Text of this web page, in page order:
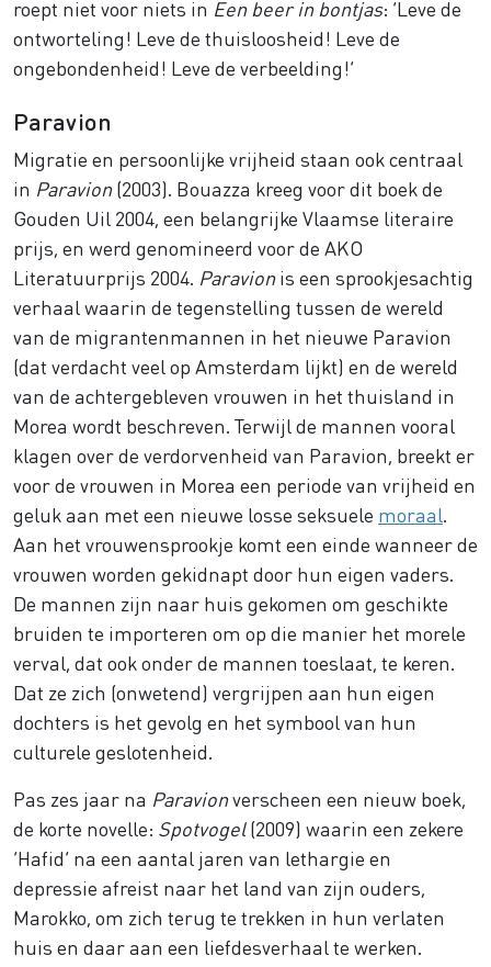
roept niet voor niets in Een beer in bontjas: ‘Leve de
ontworteling! Leve de thuisloosheid! Leve de
ongebondenheid! Leve de verbeelding!’
Paravion
Migratie en persoonlijke vrijheid staan ook centraal
in Paravion(2003). Bouazza kreeg voor dit boek de
Gouden Uil 2004, een belangrijke Vlaamse literaire
prijs, en werd genomineerd voor de AKO
Literatuurprijs 2004. Paravionis een sprookjesachtig
verhaal waarin de tegenstelling tussen de wereld
van de migrantenmannen in het nieuwe Paravion
(dat verdacht veel op Amsterdam lijkt) en de wereld
van de achtergebleven vrouwen in het thuisland in
Morea wordt beschreven. Terwijl de mannen vooral
klagen over de verdorvenheid van Paravion, breekt er
voor de vrouwen in Morea een periode van vrijheid en
geluk aan met een nieuwe losse seksuele moraal
Aan het vrouwensprookje komt een einde wanneer de
vrouwen worden gekidnapt door hun eigen vaders.
De mannen zijn naar huis gekomen om geschikte
bruiden te importeren om op die manier het morele
verval, dat ook onder de mannen toeslaat, te keren.
Dat ze zich (onwetend) vergrijpen aan hun eigen
dochters is het gevolg en het symbool van hun
culturele geslotenheid.
Pas zes jaar na Paravionverscheen een nieuw boek,
de korte novelle: Spotvogel(2009) waarin een zekere
‘Hafid’ na een aantal jaren van lethargie en
depressie afreist naar het land van zijn ouders,
Marokko, om zich terug te trekken in hun verlaten
huis en daar aan een liefdesverhaal te werken.